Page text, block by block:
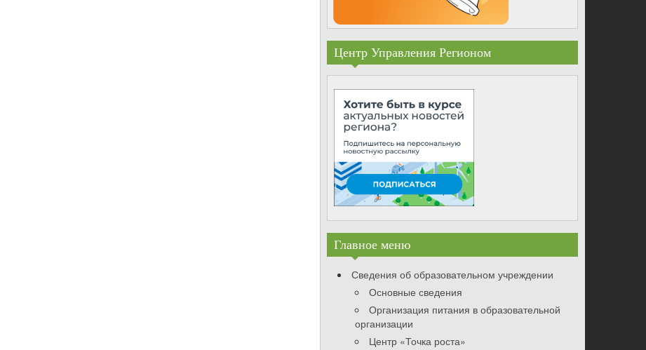
Центр Управления Регионом
Главное меню
Сведения об образовательном учреждении
Основные сведения
Организация питания в образовательной
организации
Центр «Точка роста»